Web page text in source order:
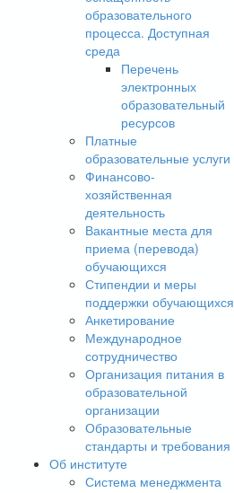
образовательного
процесса. Доступная
среда
Перечень
электронных
образовательный
ресурсов
Платные
образовательные услуги
Финансово-
хозяйственная
деятельность
Вакантные места для
приема (перевода)
обучающихся
Стипендии и меры
поддержки обучающихся
Анкетирование
Международное
сотрудничество
Организация питания в
образовательной
организации
Образовательные
стандарты и требования
Об институте
Система менеджмента